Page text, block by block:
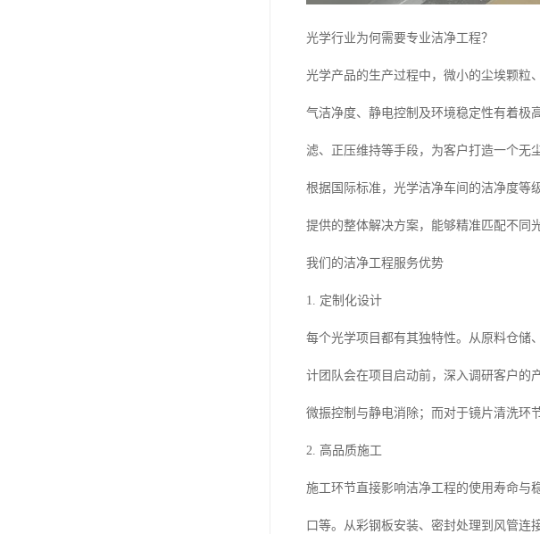
光学行业为何需要专业洁净工程？
光学产品的生产过程中，微小的尘埃颗粒
气洁净度、静电控制及环境稳定性有着极
滤、正压维持等手段，为客户打造一个无
根据国际标准，光学洁净车间的洁净度等
提供的整体解决方案，能够精准匹配不同
我们的洁净工程服务优势
1. 定制化设计
每个光学项目都有其独特性。从原料仓储
计团队会在项目启动前，深入调研客户的
微振控制与静电消除；而对于镜片清洗环
2. 高品质施工
施工环节直接影响洁净工程的使用寿命与
口等。从彩钢板安装、密封处理到风管